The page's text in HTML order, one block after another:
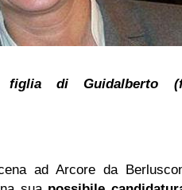
figlia di Guidalberto
ad Arcore da